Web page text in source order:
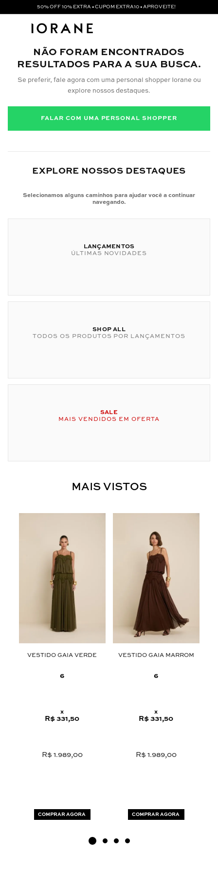
50% OFF 10% EXTRA • CUPOM EXTRA10 • APROVEITE!
NÃO FORAM ENCONTRADOS
RESULTADOS PARA A SUA BUSCA.
Se preferir, fale agora com uma personal shopper Iorane ou
explore nossos destaques.
FALAR COM UMA PERSONAL SHOPPER
EXPLORE NOSSOS DESTAQUES
Selecionamos alguns caminhos para ajudar você a continuar
navegando.
LANÇAMENTOS
ÚLTIMAS NOVIDADES
SHOP ALL
TODOS OS PRODUTOS POR LANÇAMENTOS
SALE
MAIS VENDIDOS EM OFERTA
MAIS VISTOS
VESTIDO GAIA VERDE
6
x
R$ 331,50
R$ 1.989,00
COMPRAR AGORA
VESTIDO GAIA MARROM
6
x
R$ 331,50
R$ 1.989,00
COMPRAR AGORA